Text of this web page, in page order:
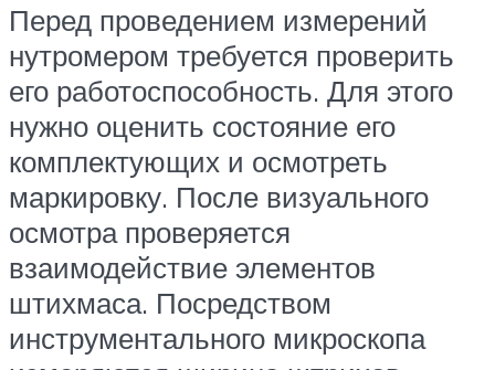
Перед проведением измерений
нутромером требуется проверить
его работоспособность. Для этого
нужно оценить состояние его
комплектующих и осмотреть
маркировку. После визуального
осмотра проверяется
взаимодействие элементов
штихмаса. Посредством
инструментального микроскопа